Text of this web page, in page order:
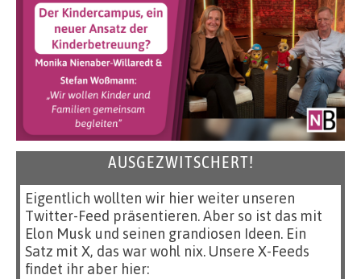
AUSGEZWITSCHERT!
Eigentlich wollten wir hier weiter unseren
Twitter-Feed präsentieren. Aber so ist das mit
Elon Musk und seinen grandiosen Ideen. Ein
Satz mit X, das war wohl nix. Unsere X-Feeds
findet ihr aber hier: